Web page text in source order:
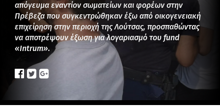
απόγευμα εναντίον σωματείων και φορέων στην
Πρέβεζα που συγκεντρώθηκαν έξω από οικογενειακή
επιχείρηση στην περιοχή της Λούτσας, προσπαθώντας
να αποτρέψουν έξωση για λογαριασμό του fund
«Intrum».